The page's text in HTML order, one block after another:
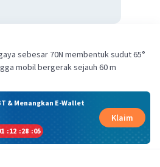
sebesar 70N membentuk sudut 65°
mobil bergerak sejauh 60 m
& Menangkan E-Wallet
:12 :28 :05
Klaim